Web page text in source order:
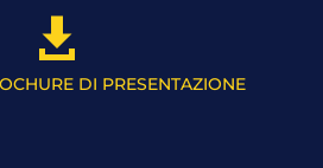

DI PRESENTAZIONE